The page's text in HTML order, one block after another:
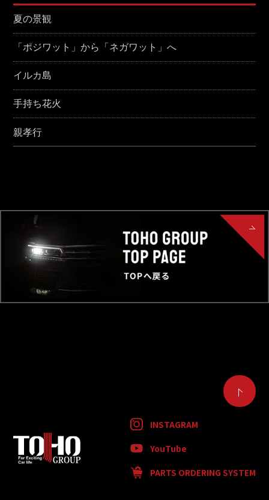
夏の景観
「ポジワット」から「ネガワット」へ
イルカ島
手持ち花火
親孝行
INSTAGRAM
YouTube
PARTS ORDERING SYSTEM